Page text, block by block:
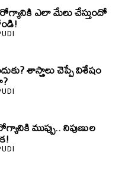
ఎలా మేలు చేస్తుందో
శాస్త్రాలు చెప్పే విశేషం
ముప్పు.. నిపుణుల